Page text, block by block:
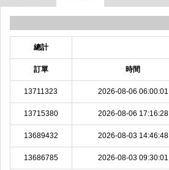
總計
訂單 時間
13711323 2026-08-06 06:00:01
13715380 2026-08-06 17:16:28
13689432 2026-08-03 14:46:48
13686785 2026-08-03 09:30:01